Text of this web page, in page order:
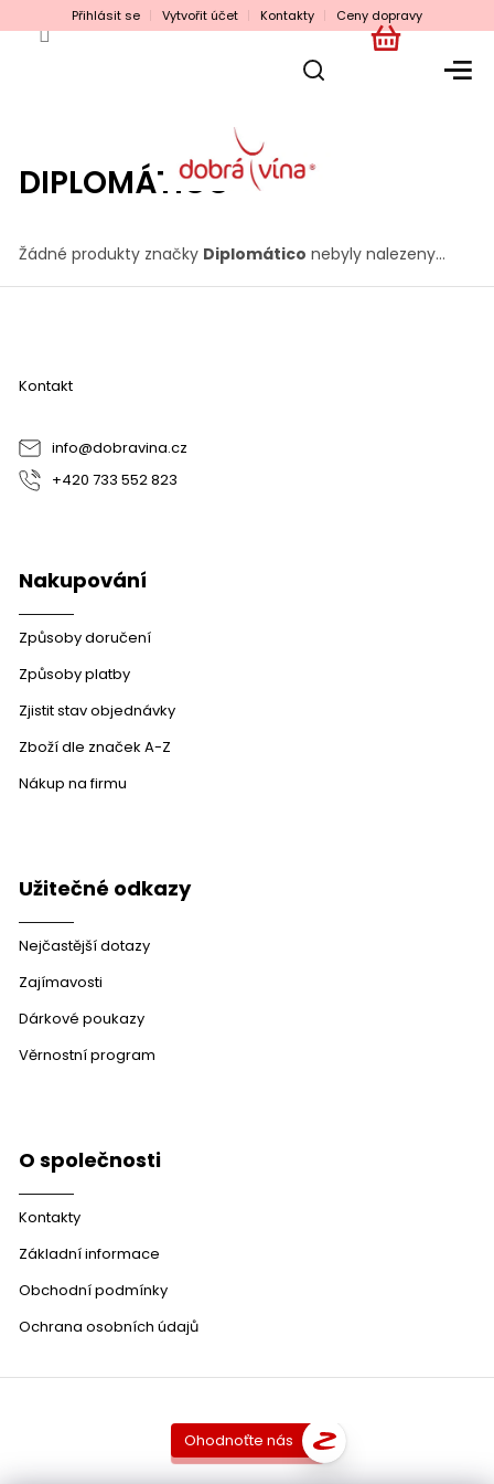
na
Přihlásit se Vytvořit účet Kontakty Ceny dopravy
NÁKUPNÍ
DIPLOMÁTICO
Žádné produkty značky Diplomático nebyly nalezeny...
Z
Kontakt
info@dobravina.cz
+420 733 552 823
Nakupování
Způsoby doručení
Způsoby platby
Zjistit stav objednávky
Zboží dle značek A-Z
Nákup na firmu
Užitečné odkazy
Nejčastější dotazy
Zajímavosti
Dárkové poukazy
Věrnostní program
O společnosti
Kontakty
Základní informace
Obchodní podmínky
Ochrana osobních údajů
Ohodnoťte nás